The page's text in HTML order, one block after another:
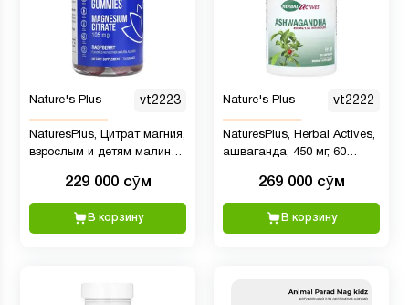
Nature's Plus vt2223
NaturesPlus, Цитрат магния,
взрослым и детям малина,
(35 мг в 1 жевательной
мармеладке)
229 000 сӯм
В корзину
Nature's Plus vt2222
NaturesPlus, Herbal Actives,
ашваганда, 450 мг, 60
269 000 сӯм
В корзину